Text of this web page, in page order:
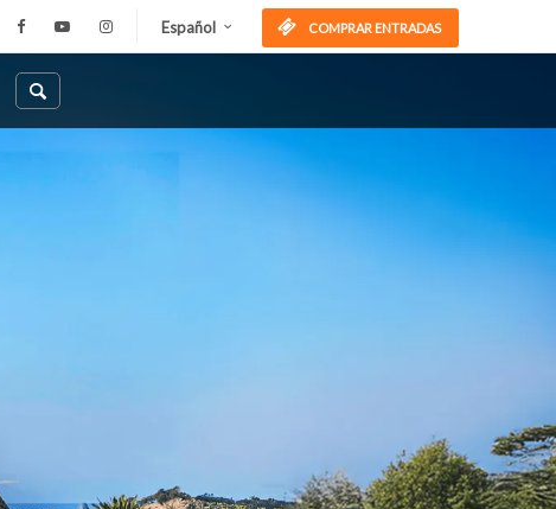
Español COMPRAR ENTRADAS